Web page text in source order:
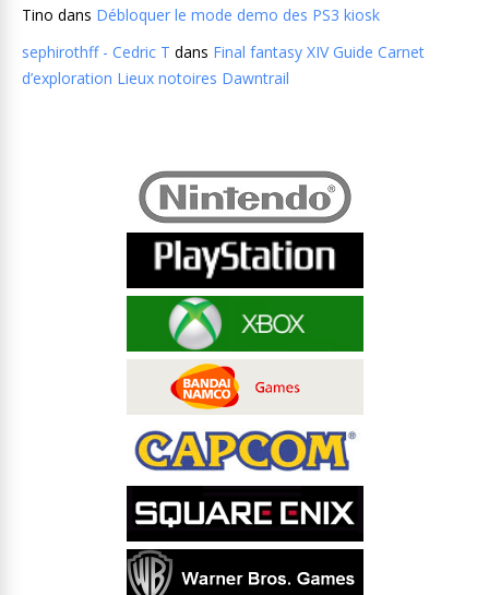
Tino dans Débloquer le mode demo des PS3 kiosk
sephirothff - Cedric T dans Final fantasy XIV Guide Carnet
d’exploration Lieux notoires Dawntrail